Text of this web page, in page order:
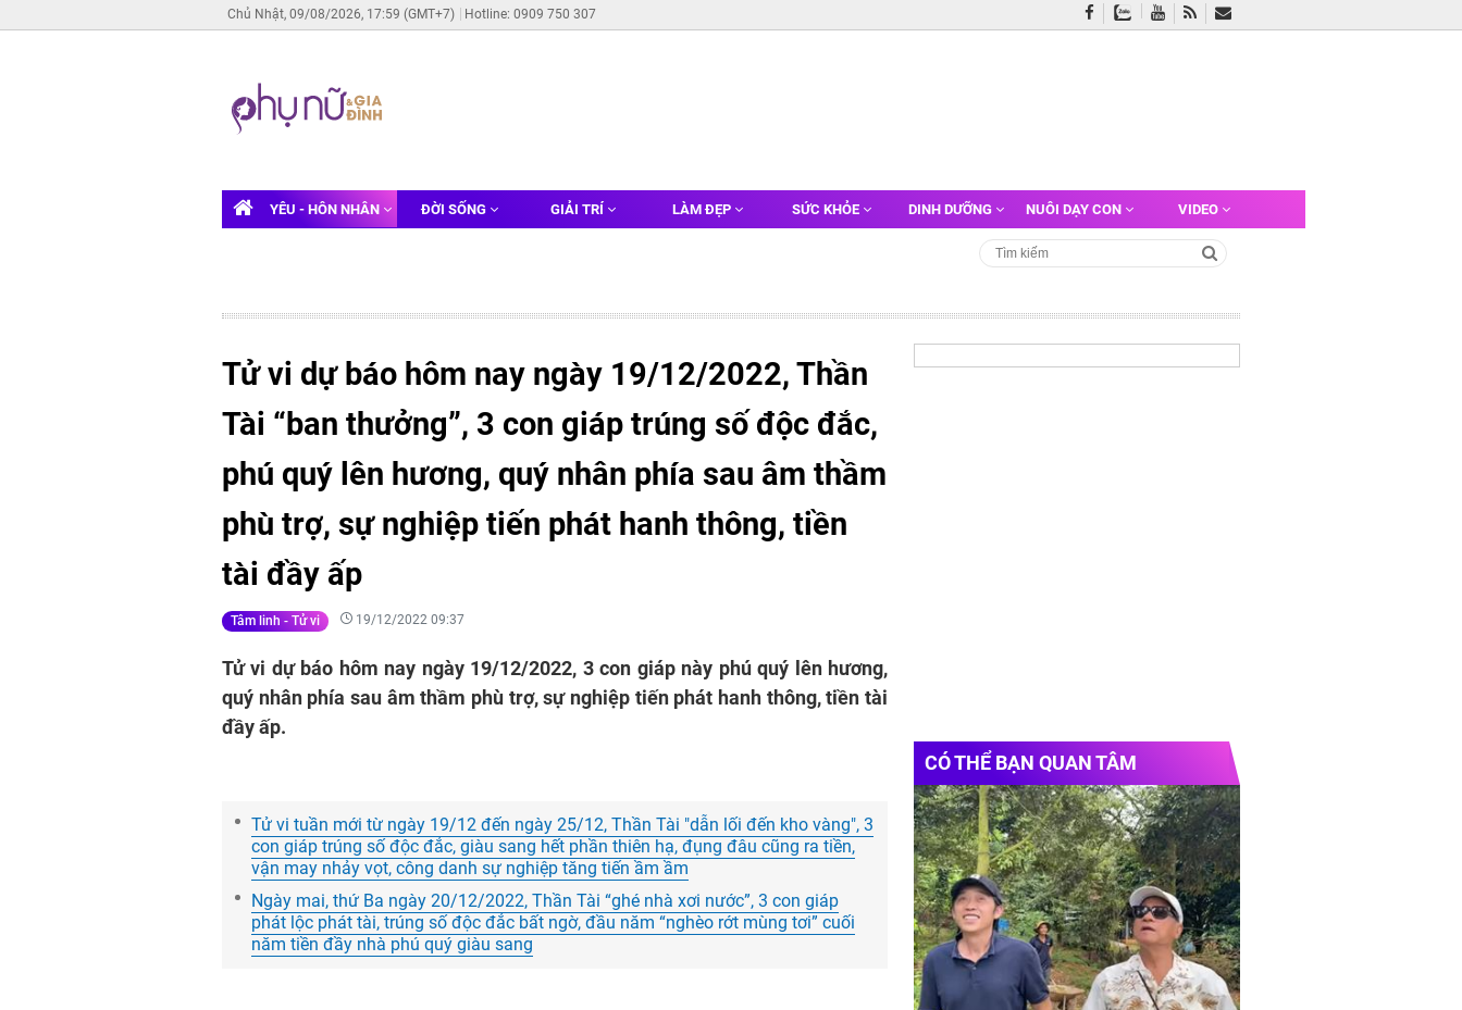
Chủ Nhật, 09/08/2026, 17:59 (GMT+7) Hotline: 0909 750 307
YÊU - HÔN NHÂN ĐỜI SỐNG GIẢI TRÍ LÀM ĐẸP SỨC KHỎE DINH DƯỠNG NUÔI DẠY CON VIDEO
Tử vi dự báo hôm nay ngày 19/12/2022, Thần
Tài “ban thưởng”, 3 con giáp trúng số độc đắc,
phú quý lên hương, quý nhân phía sau âm thầm
phù trợ, sự nghiệp tiến phát hanh thông, tiền
tài đầy ấp
Tâm linh - Tử vi 19/12/2022 09:37
Tử vi dự báo hôm nay ngày 19/12/2022, 3 con giáp này phú quý lên hương,
quý nhân phía sau âm thầm phù trợ, sự nghiệp tiến phát hanh thông, tiền tài
đầy ấp.
Tử vi tuần mới từ ngày 19/12 đến ngày 25/12, Thần Tài "dẫn lối đến kho vàng", 3
con giáp trúng số độc đắc, giàu sang hết phần thiên hạ, đụng đâu cũng ra tiền,
vận may nhảy vọt, công danh sự nghiệp tăng tiến ầm ầm
Ngày mai, thứ Ba ngày 20/12/2022, Thần Tài “ghé nhà xơi nước”, 3 con giáp
phát lộc phát tài, trúng số độc đắc bất ngờ, đầu năm “nghèo rớt mùng tơi” cuối
năm tiền đầy nhà phú quý giàu sang
CÓ THỂ BẠN QUAN TÂM